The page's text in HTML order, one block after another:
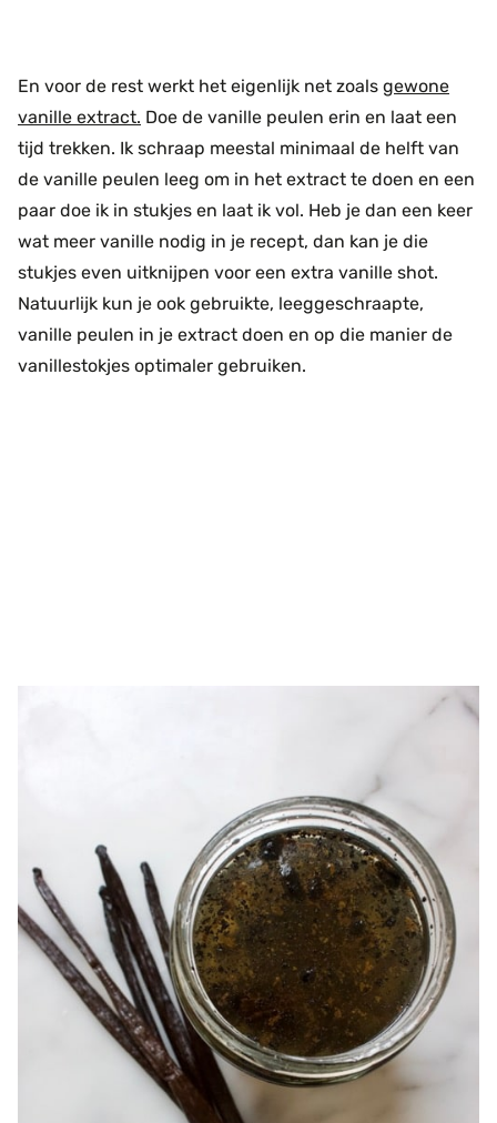
En voor de rest werkt het eigenlijk net zoals gewone
vanille extract. Doe de vanille peulen erin en laat een
tijd trekken. Ik schraap meestal minimaal de helft van
de vanille peulen leeg om in het extract te doen en een
paar doe ik in stukjes en laat ik vol. Heb je dan een keer
wat meer vanille nodig in je recept, dan kan je die
stukjes even uitknijpen voor een extra vanille shot.
Natuurlijk kun je ook gebruikte, leeggeschraapte,
vanille peulen in je extract doen en op die manier de
vanillestokjes optimaler gebruiken.